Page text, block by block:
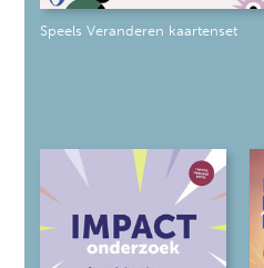
Speels Veranderen kaartenset